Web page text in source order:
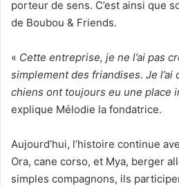
porteur de sens. C’est ainsi que
de Boubou & Friends.
« Cette entreprise, je ne l’ai pas
simplement des friandises. Je l’ai
chiens ont toujours eu une place
explique Mélodie la fondatrice.
Aujourd’hui, l’histoire continue
Ora, cane corso, et Mya, berger
simples compagnons, ils